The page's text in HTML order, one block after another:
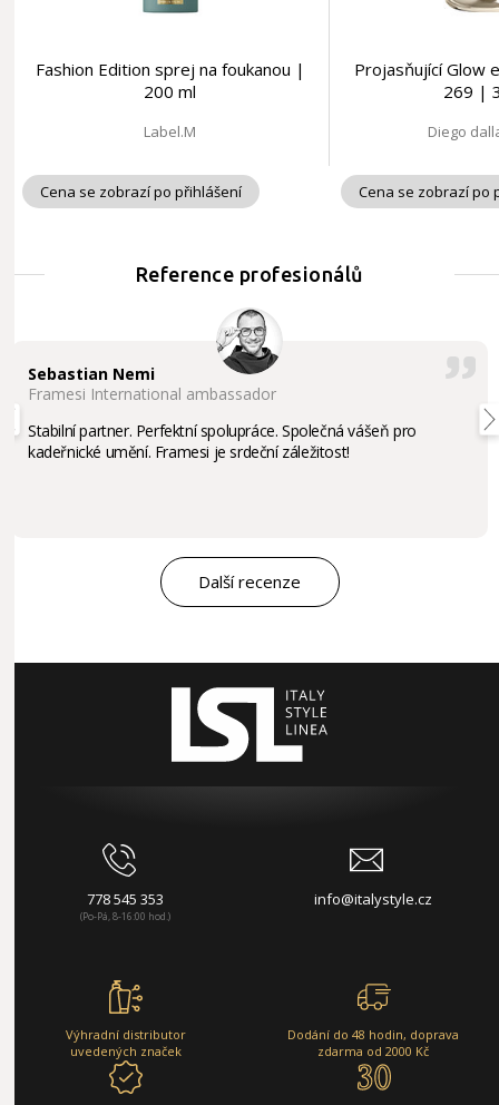
Fashion Edition sprej na foukanou |
200 ml
Label.M
Cena se zobrazí po přihlášení
Projasňující Glow
269 |
Diego
Cena se zobrazí po
Reference profesionálů
Sebastian Nemi
Framesi International ambassador
Stabilní partner. Perfektní spolupráce. Společná vášeň pro
kadeřnické umění. Framesi je srdeční záležitost!
Další recenze
778 545 353
(Po-Pá, 8-16:00 hod.)
info@italystyle.cz
Výhradní distributor
uvedených značek
Dodání do 48 hodin, doprava
zdarma od 2000 Kč